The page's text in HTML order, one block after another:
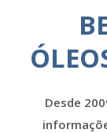
Desde